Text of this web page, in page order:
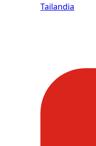
Tailandia